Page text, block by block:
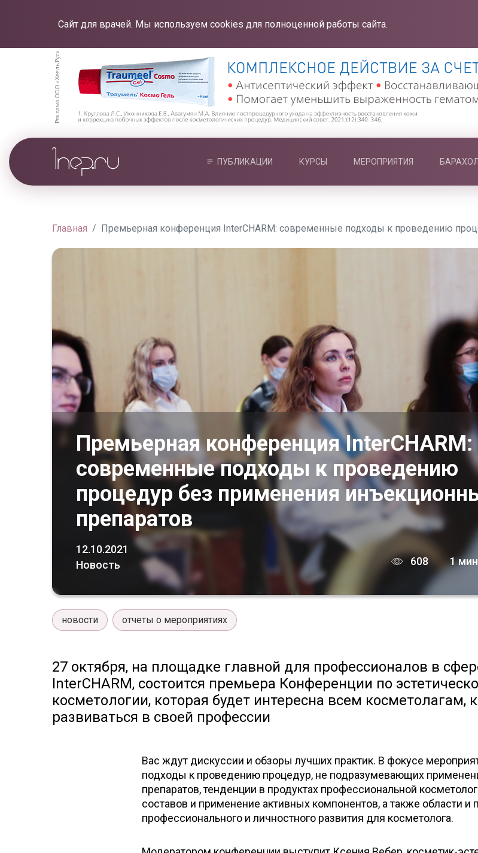
Сайт для врачей. Мы используем cookies для полноценной работы сайта.
ПУБЛИКАЦИИ КУРСЫ МЕРОПРИЯТИЯ
Главная Премьерная конференция InterCHARM: современные подходы к проведению
Премьерная конференция InterCHARM:
современные подходы к проведению
процедур без применения
препаратов
12.10.2021
Новость
608 1
новости отчеты о мероприятиях
27 октября, на площадке главной для профессионалов в
InterCHARM, состоится премьера Конференции по
косметологии, которая будет интересна всем косметолагам,
развиваться в своей профессии
Вас ждут дискуссии и обзоры лучших практик. В фокусе
подходы к проведению процедур, не подразумевающих
препаратов, тенденции в продуктах профессиональной
составов и применение активных компонентов, а также области и
профессионального и личностного развития для косметолога.